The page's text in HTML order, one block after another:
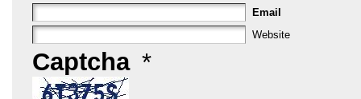
Email
Website
Captcha *